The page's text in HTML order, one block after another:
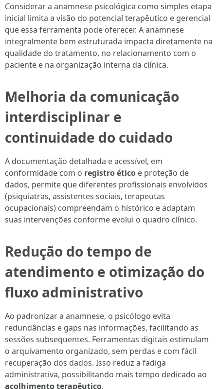
Considerar a anamnese psicológica como simples etapa
inicial limita a visão do potencial terapêutico e gerencial
que essa ferramenta pode oferecer. A anamnese
integralmente bem estruturada impacta diretamente na
qualidade do tratamento, no relacionamento com o
paciente e na organização interna da clínica.
Melhoria da comunicação
interdisciplinar e
continuidade do cuidado
A documentação detalhada e acessível, em
conformidade com o registro ético e proteção de
dados, permite que diferentes profissionais envolvidos
(psiquiatras, assistentes sociais, terapeutas
ocupacionais) compreendam o histórico e adaptam
suas intervenções conforme evolui o quadro clínico.
Redução do tempo de
atendimento e otimização do
fluxo administrativo
Ao padronizar a anamnese, o psicólogo evita
redundâncias e gaps nas informações, facilitando as
sessões subsequentes. Ferramentas digitais estimulam
o arquivamento organizado, sem perdas e com fácil
recuperação dos dados. Isso reduz a fadiga
administrativa, possibilitando mais tempo dedicado ao
acolhimento terapêutico.